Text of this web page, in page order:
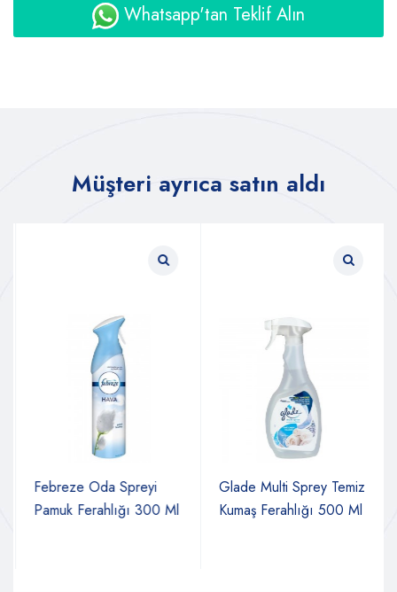
Whatsapp'tan Teklif Alın
Müşteri ayrıca satın aldı
Febreze Oda Spreyi
Pamuk Ferahlığı 300 Ml
Glade Multi Sprey Temiz
Kumaş Ferahlığı 500 Ml